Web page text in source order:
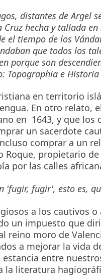
distantes de Argel
Cruz hecha y tallada
el tiempo de los
que todos los
porque son
Topographia e
en territorio
En otro relato,
en 1643, y que los
un sacerdote
comprar a un
Roque, propietario
por las calles
'fugir, fugir', esto es,
a los cautivos
un impuesto que
reino moro de
a mejorar la vida
estancia entre
la literatura